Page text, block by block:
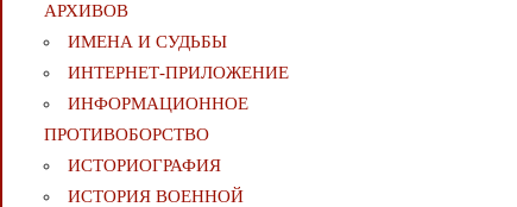
АРХИВОВ
ИМЕНА И СУДЬБЫ
ИНТЕРНЕТ-ПРИЛОЖЕНИЕ
ИНФОРМАЦИОННОЕ
ПРОТИВОБОРСТВО
ИСТОРИОГРАФИЯ
ИСТОРИЯ ВОЕННОЙ